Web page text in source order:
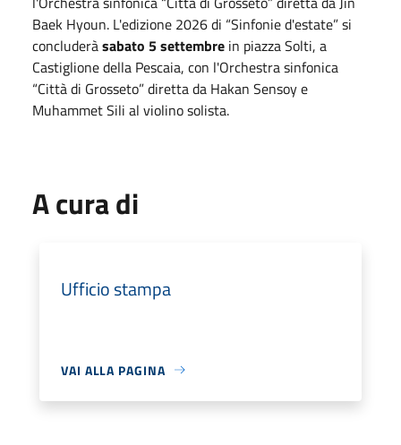
Baek Hyoun. L'edizione 2026 di “Sinfonie d'estate” si
concluderàsabato 5 settembre in piazza Solti, a
Castiglione della Pescaia, con l'Orchestra sinfonica
“Città di Grosseto” diretta da Hakan Sensoy e
Muhammet Sili al violino solista.
A cura di
Ufficio stampa
VAI ALLA PAGINA